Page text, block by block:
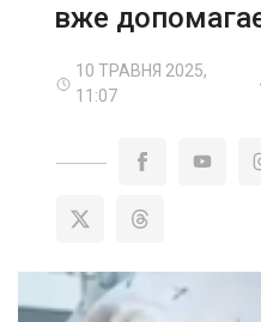
вже
10 ТРАВНЯ 2025,
11:07